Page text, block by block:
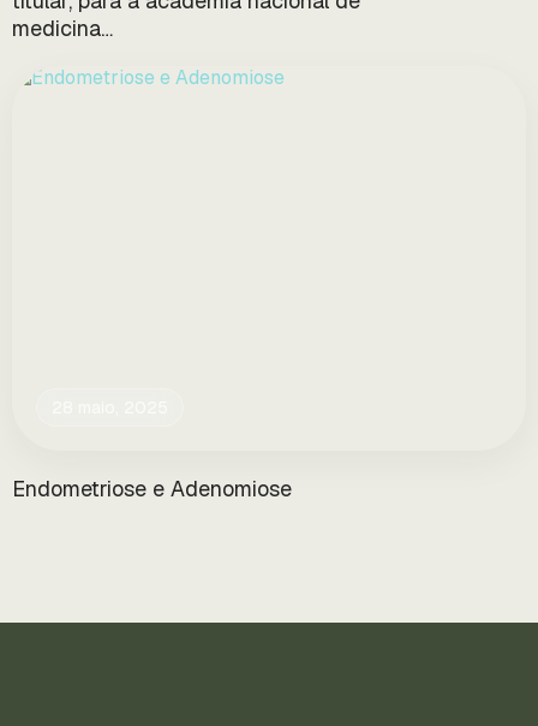
medicina…
Endometriose e Adenomiose